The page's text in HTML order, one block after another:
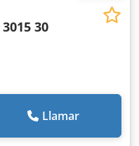
30
Llamar